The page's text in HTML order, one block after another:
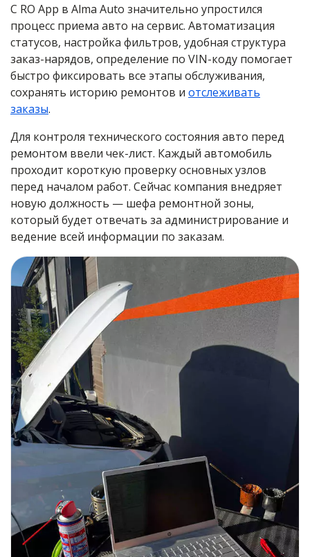
С RO App в Alma Auto значительно упростился
процесс приема авто на сервис. Автоматизация
статусов, настройка фильтров, удобная структура
заказ-нарядов, определение по VIN-коду помогает
быстро фиксировать все этапы обслуживания,
сохранять историю ремонтов и отслеживать
заказы.
Для контроля технического состояния авто перед
ремонтом ввели чек-лист. Каждый автомобиль
проходит короткую проверку основных узлов
перед началом работ. Сейчас компания внедряет
новую должность — шефа ремонтной зоны,
который будет отвечать за администрирование и
ведение всей информации по заказам.